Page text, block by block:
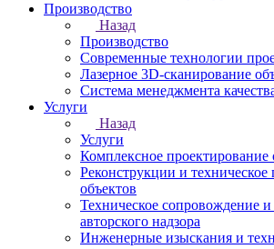
Производство
Назад
Производство
Современные технологии
Лазерное 3D-сканирование
Система менеджмента
Услуги
Назад
Услуги
Комплексное проектирование
Реконструкции и
объектов
Техническое сопровождение
авторского надзора
Инженерные изыскания и